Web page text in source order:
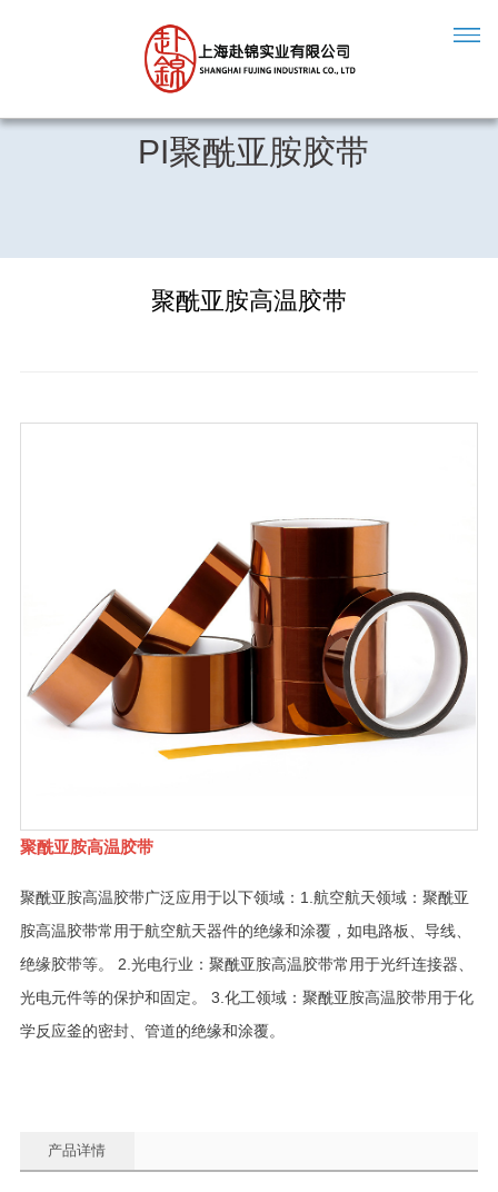
PI聚酰亚胺胶带
聚酰亚胺高温胶带
聚酰亚胺高温胶带
聚酰亚胺高温胶带广泛应用于以下领域：1.航空航天领域：聚酰亚
胺高温胶带常用于航空航天器件的绝缘和涂覆，如电路板、导线、
绝缘胶带等。 2.光电行业：聚酰亚胺高温胶带常用于光纤连接器、
光电元件等的保护和固定。 3.化工领域：聚酰亚胺高温胶带用于化
学反应釜的密封、管道的绝缘和涂覆。
产品详情